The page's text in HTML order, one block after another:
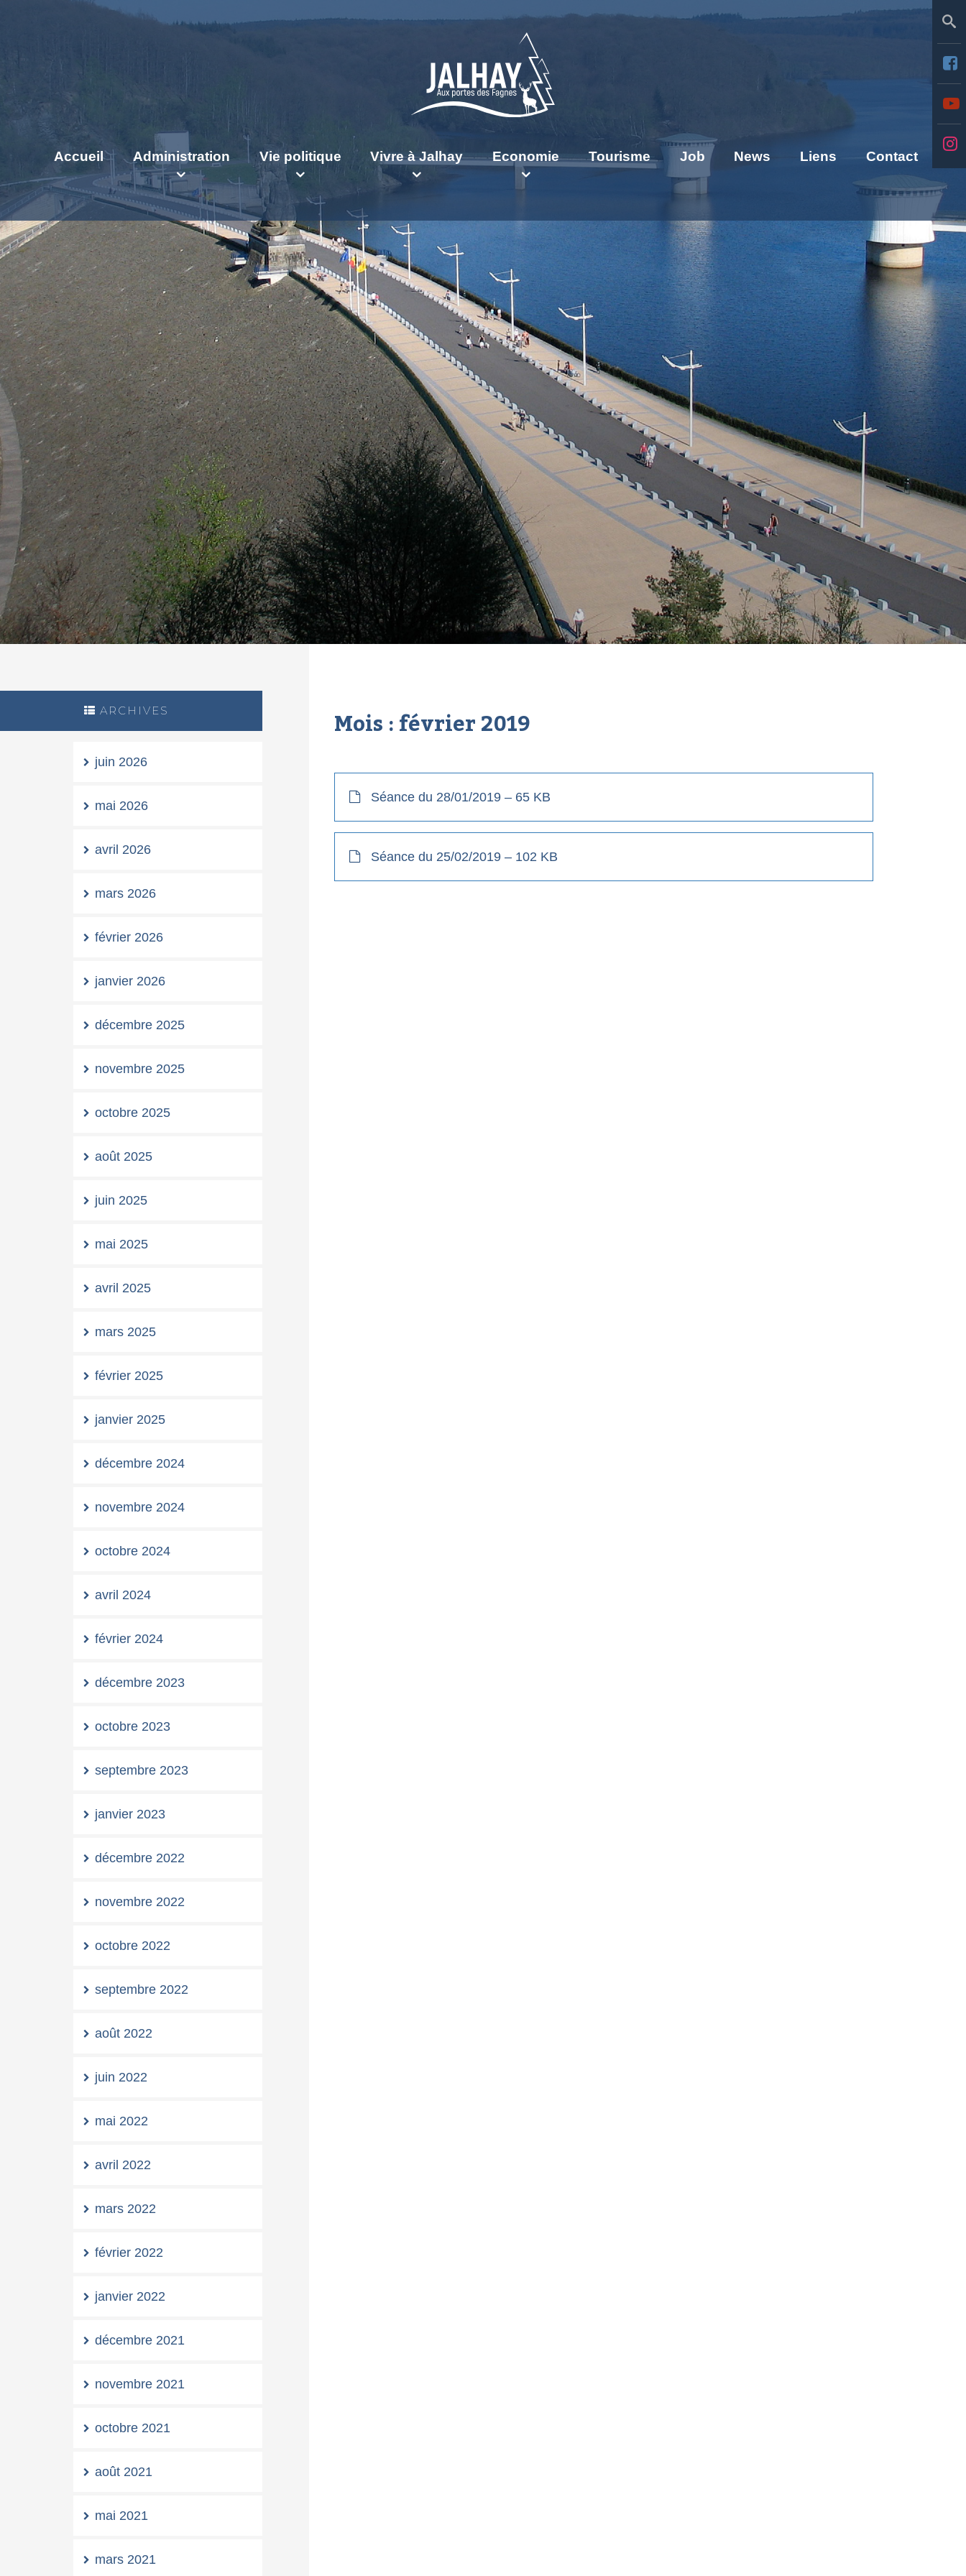
Accueil Administration Vie politique Vivre à Jalhay Economie Tourisme Job News Liens Contact
ARCHIVES
juin 2026
mai 2026
avril 2026
mars 2026
février 2026
janvier 2026
décembre 2025
novembre 2025
octobre 2025
août 2025
juin 2025
mai 2025
avril 2025
mars 2025
février 2025
janvier 2025
décembre 2024
novembre 2024
octobre 2024
avril 2024
février 2024
décembre 2023
octobre 2023
septembre 2023
janvier 2023
décembre 2022
novembre 2022
octobre 2022
septembre 2022
août 2022
juin 2022
mai 2022
avril 2022
mars 2022
février 2022
janvier 2022
décembre 2021
novembre 2021
octobre 2021
août 2021
mai 2021
mars 2021
Mois :février 2019
Séance du 28/01/2019 – 65 KB
Séance du 25/02/2019 – 102 KB